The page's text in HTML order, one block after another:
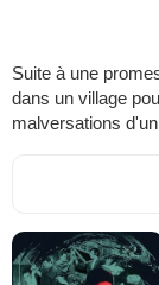
Suite à une
dans un village
malversations